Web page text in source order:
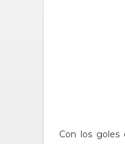
Con los goles